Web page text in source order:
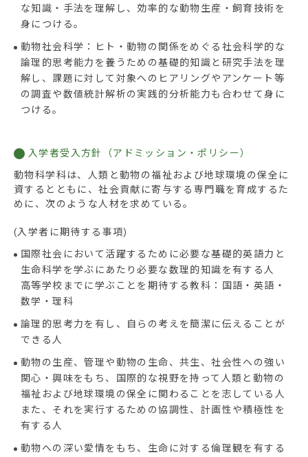
な知識・手法を理解し、効率的な動物生産・飼育技術を
身につける。
動物社会科学：ヒト・動物の関係をめぐる社会科学的な
論理的思考能力を養うための基礎的知識と研究手法を理
解し、課題に対して対象へのヒアリングやアンケート等
の調査や数値統計解析の実践的分析能力も合わせて身に
つける。
入学者受入方針（アドミッション・ポリシー）
動物科学科は、人類と動物の福祉および地球環境の保全に
資するとともに、社会貢献に寄与する専門職を育成するた
めに、次のような人材を求めている。
(入学者に期待する事項)
国際社会において活躍するために必要な基礎的英語力と
生命科学を学ぶにあたり必要な数理的知識を有する人
高等学校までに学ぶことを期待する教科：国語・英語・
数学・理科
論理的思考力を有し、自らの考えを簡潔に伝えることが
できる人
動物の生産、管理や動物の生命、共生、社会性への強い
関心・興味をもち、国際的な視野を持って人類と動物の
福祉および地球環境の保全に関わることを志している人
また、それを実行するための協調性、計画性や積極性を
有する人
動物への深い愛情をもち、生命に対する倫理観を有する